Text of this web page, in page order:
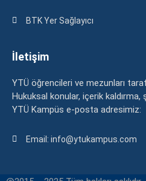
BTK Yer Sağlayıcı
İletişim
YTÜ öğrencileri ve mezunları
Hukuksal konular, içerik
YTÜ Kampüs e-posta adresimiz:
Email: info@ytukampus.com